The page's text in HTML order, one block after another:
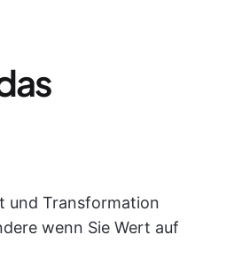
und Transformation
wenn Sie Wert auf